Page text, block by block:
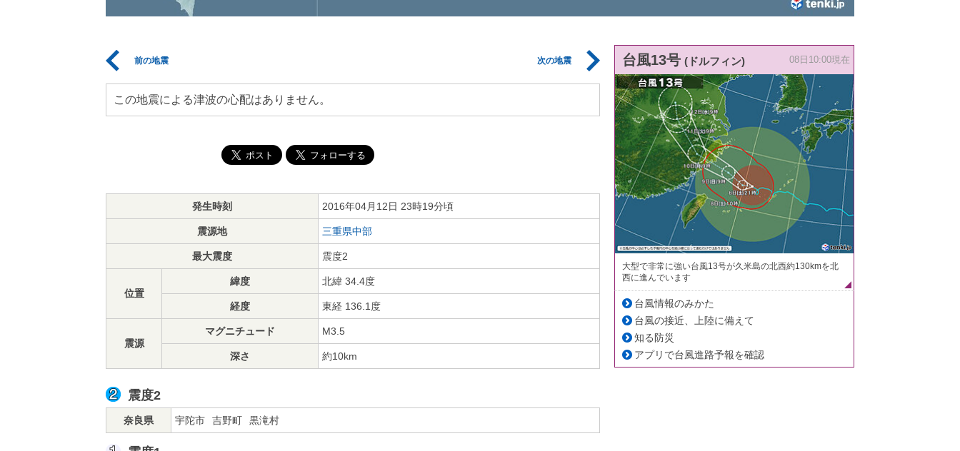
前の地震 次の地震
この地震による津波の心配はありません。
発生時刻 2016年04月12日 23時19分頃
震源地 三重県中部
最大震度 震度2
位置
緯度 北緯 34.4度
経度 東経 136.1度
震源
マグニチュード M3.5
深さ 約10km
震度2
奈良県 宇陀市 吉野町 黒滝村
台風13号 (ドルフィン) 08日10:00現在
大型で非常に強い台風13号が久米島の北西約130kmを北
西に進んでいます
台風情報のみかた
台風の接近、上陸に備えて
知る防災
アプリで台風進路予報を確認